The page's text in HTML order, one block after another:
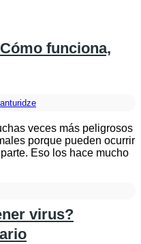
funciona,
veces más peligrosos
porque pueden ocurrir
Eso los hace mucho
virus?